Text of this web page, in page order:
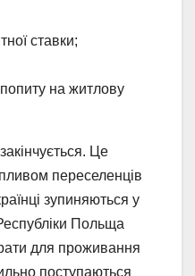
ставки;
на житлову
Це
переселенців
зупиняються у
Польща
для проживання
поступаються